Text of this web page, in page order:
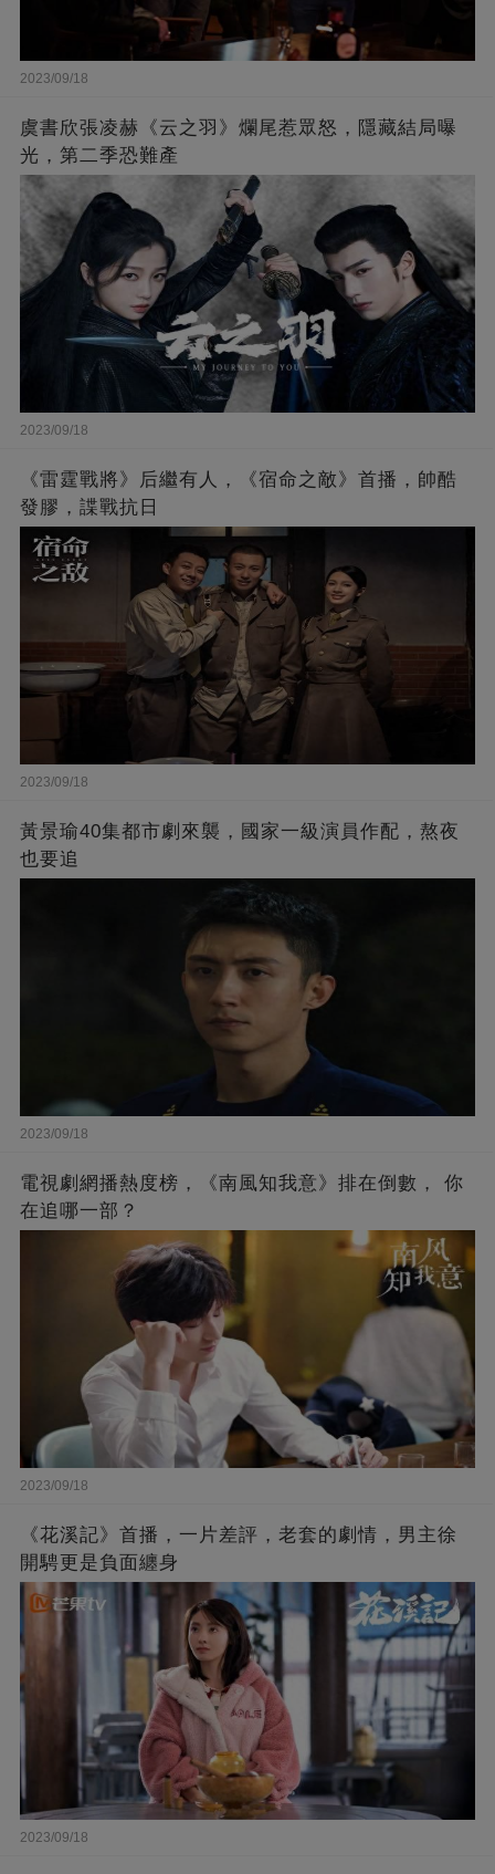
2023/09/18
虞書欣張凌赫《云之羽》爛尾惹眾怒，隱藏結局曝
光，第二季恐難產
2023/09/18
《雷霆戰將》后繼有人，《宿命之敵》首播，帥酷
發膠，諜戰抗日
2023/09/18
黃景瑜40集都市劇來襲，國家一級演員作配，熬夜
也要追
2023/09/18
電視劇網播熱度榜，《南風知我意》排在倒數， 你
在追哪一部？
2023/09/18
《花溪記》首播，一片差評，老套的劇情，男主徐
開騁更是負面纏身
2023/09/18